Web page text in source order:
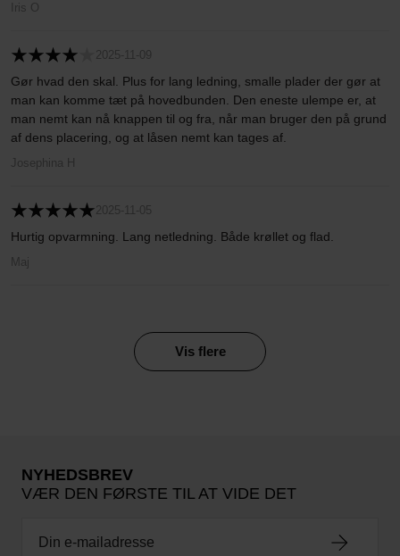
Iris O
2025-11-09
Gør hvad den skal. Plus for lang ledning, smalle plader der gør at
man kan komme tæt på hovedbunden. Den eneste ulempe er, at
man nemt kan nå knappen til og fra, når man bruger den på grund
af dens placering, og at låsen nemt kan tages af.
Josephina H
2025-11-05
Hurtig opvarmning. Lang netledning. Både krøllet og flad.
Maj
Vis flere
NYHEDSBREV
VÆR DEN FØRSTE TIL AT VIDE DET